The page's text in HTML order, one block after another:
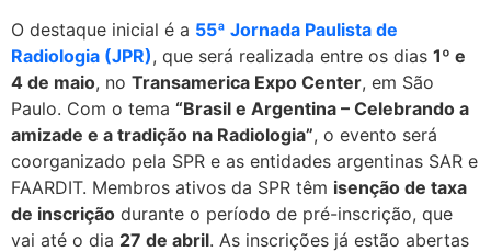
O destaque inicial é a 55ª Jornada Paulista de
Radiologia (JPR), que será realizada entre os dias 1º e
4 de maio, no Transamerica Expo Center, em São
Paulo. Com o tema “Brasil e Argentina – Celebrando a
amizade e a tradição na Radiologia”, o evento será
coorganizado pela SPR e as entidades argentinas SAR e
FAARDIT. Membros ativos da SPR têm isenção de taxa
de inscrição durante o período de pré-inscrição, que
vai até o dia 27 de abril. As inscrições já estão abertas